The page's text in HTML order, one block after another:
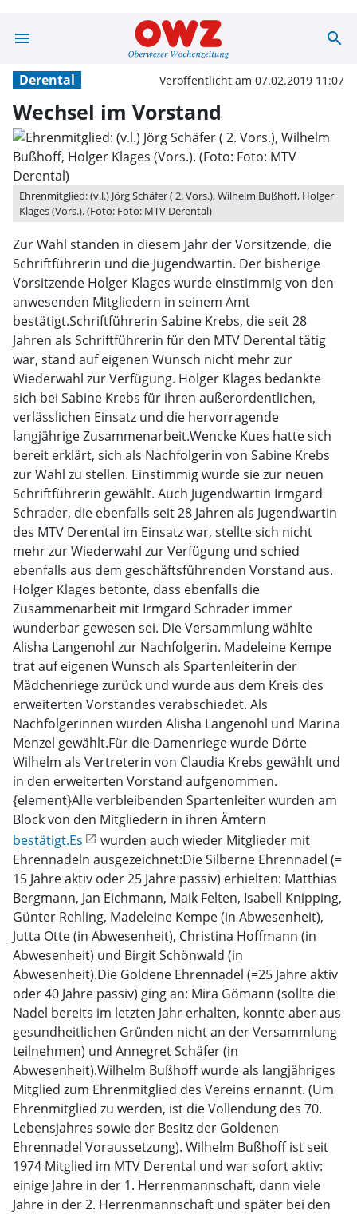
menu Wechsel im search
Derental Veröffentlicht am 07.02.2019 11:07
Wechsel im Vorstand
Ehrenmitglied: (v.l.) Jörg Schäfer ( 2. Vors.), Wilhelm Bußhoff, Holger
Klages (Vors.). (Foto: Foto: MTV Derental)
Zur Wahl standen in diesem Jahr der Vorsitzende, die
Schriftführerin und die Jugendwartin. Der bisherige
Vorsitzende Holger Klages wurde einstimmig von den
anwesenden Mitgliedern in seinem Amt
bestätigt.Schriftführerin Sabine Krebs, die seit 28
Jahren als Schriftführerin für den MTV Derental tätig
war, stand auf eigenen Wunsch nicht mehr zur
Wiederwahl zur Verfügung. Holger Klages bedankte
sich bei Sabine Krebs für ihren außerordentlichen,
verlässlichen Einsatz und die hervorragende
langjährige Zusammenarbeit.Wencke Kues hatte sich
bereit erklärt, sich als Nachfolgerin von Sabine Krebs
zur Wahl zu stellen. Einstimmig wurde sie zur neuen
Schriftführerin gewählt. Auch Jugendwartin Irmgard
Schrader, die ebenfalls seit 28 Jahren als Jugendwartin
des MTV Derental im Einsatz war, stellte sich nicht
mehr zur Wiederwahl zur Verfügung und schied
ebenfalls aus dem geschäftsführenden Vorstand aus.
Holger Klages betonte, dass ebenfalls die
Zusammenarbeit mit Irmgard Schrader immer
wunderbar gewesen sei. Die Versammlung wählte
Alisha Langenohl zur Nachfolgerin. Madeleine Kempe
trat auf eigenen Wunsch als Spartenleiterin der
Mädchenriege zurück und wurde aus dem Kreis des
erweiterten Vorstandes verabschiedet. Als
Nachfolgerinnen wurden Alisha Langenohl und Marina
Menzel gewählt.Für die Damenriege wurde Dörte
Wilhelm als Vertreterin von Claudia Krebs gewählt und
in den erweiterten Vorstand aufgenommen.
{element}Alle verbleibenden Spartenleiter wurden am
Block von den Mitgliedern in ihren Ämtern
bestätigt.Es
wurden auch wieder Mitglieder mit
Ehrennadeln ausgezeichnet:Die Silberne Ehrennadel (=
15 Jahre aktiv oder 25 Jahre passiv) erhielten: Matthias
Bergmann, Jan Eichmann, Maik Felten, Isabell Knipping,
Günter Rehling, Madeleine Kempe (in Abwesenheit),
Jutta Otte (in Abwesenheit), Christina Hoffmann (in
Abwesenheit) und Birgit Schönwald (in
Abwesenheit).Die Goldene Ehrennadel (=25 Jahre aktiv
oder 40 Jahre passiv) ging an: Mira Gömann (sollte die
Nadel bereits im letzten Jahr erhalten, konnte aber aus
gesundheitlichen Gründen nicht an der Versammlung
teilnehmen) und Annegret Schäfer (in
Abwesenheit).Wilhelm Bußhoff wurde als langjähriges
Mitglied zum Ehrenmitglied des Vereins ernannt. (Um
Ehrenmitglied zu werden, ist die Vollendung des 70.
Lebensjahres sowie der Besitz der Goldenen
Ehrennadel Voraussetzung). Wilhelm Bußhoff ist seit
1974 Mitglied im MTV Derental und war sofort aktiv:
einige Jahre in der 1. Herrenmannschaft, dann viele
Jahre in der 2. Herrenmannschaft und später bei den